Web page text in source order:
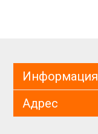
Информация
Адрес